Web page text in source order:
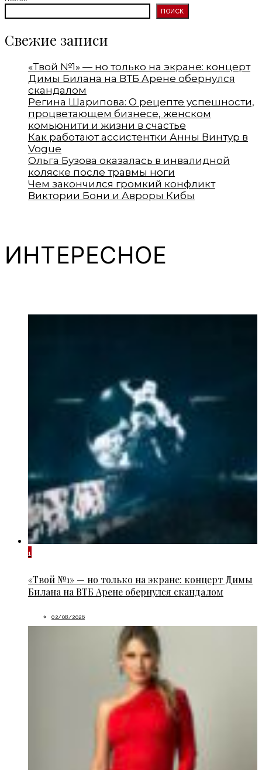
ПОИСК
Свежие записи
«Твой №1» — но только на экране: концерт
Димы Билана на ВТБ Арене обернулся
скандалом
Регина Шарипова: О рецепте успешности,
процветающем бизнесе, женском
комьюнити и жизни в счастье
Как работают ассистентки Анны Винтур в
Vogue
Ольга Бузова оказалась в инвалидной
коляске после травмы ноги
Чем закончился громкий конфликт
Виктории Бони и Авроры Кибы
ИНТЕРЕСНОЕ
1
«Твой №1» — но только на экране: концерт Димы
Билана на ВТБ Арене обернулся скандалом
02/08/2026